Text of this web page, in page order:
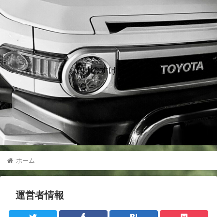
いけのすけノート
ホーム
運営者情報